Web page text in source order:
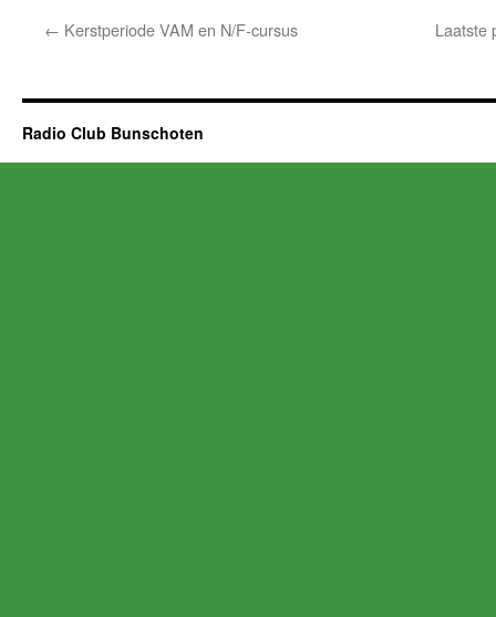
← Kerstperiode VAM en N/F-cursus Laatste
Radio Club Bunschoten